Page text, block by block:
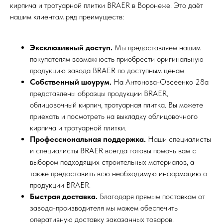
кирпича и тротуарной плитки BRAER в Воронеже. Это даёт
нашим клиентам ряд преимуществ:
Эксклюзивный доступ. Мы предоставляем нашим
покупателям возможность приобрести оригинальную
продукцию завода BRAER по доступным ценам.
Собственный шоурум. На Антонова-Овсеенко 28а
представлены образцы продукции BRAER,
облицовочный кирпич, тротуарная плитка. Вы можете
приехать и посмотреть на выкладку облицовочного
кирпича и тротуарной плитки.
Профессиональная поддержка. Наши специалисты
и специалисты BRAER всегда готовы помочь вам с
выбором подходящих строительных материалов, а
также предоставить всю необходимую информацию о
продукции BRAER.
Быстрая доставка. Благодаря прямым поставкам от
завода-производителя мы можем обеспечить
оперативную доставку заказанных товаров.